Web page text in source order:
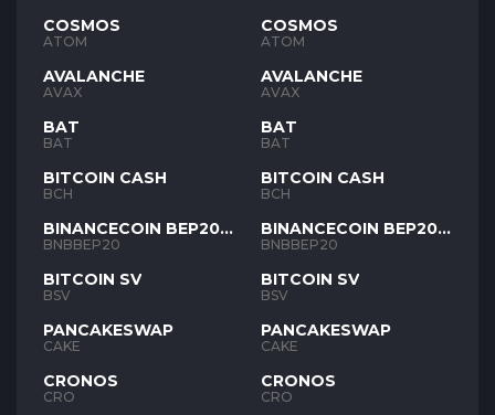
COSMOS
ATOM
AVALANCHE
AVAX
BAT
BAT
BITCOIN CASH
BCH
BINANCECOIN BEP20
BNB
BNBBEP20
BITCOIN SV
BSV
PANCAKESWAP
CAKE
CRONOS
CRO
COSMOS
ATOM
AVALANCHE
AVAX
BAT
BAT
BITCOIN CASH
BCH
BINANCECOIN BEP20
BNB
BNBBEP20
BITCOIN SV
BSV
PANCAKESWAP
CAKE
CRONOS
CRO